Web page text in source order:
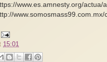
www.es.amnesty.org/
15:01